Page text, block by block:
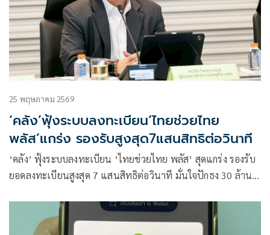
25 พฤษภาคม 2569
‘คลัง’ฟุ้งระบบลงทะเบียน‘ไทยช่วยไทย
พลัส’แกร่ง รองรับสูงสุด7แสนสิทธิต่อวินาที
‘คลัง’ ฟุ้งระบบลงทะเบียน ‘ไทยช่วยไทย พลัส’ สุดแกร่ง รองรับ
ยอดลงทะเบียนสูงสุด 7 แสนสิทธิต่อวินาที มั่นใจปักธง 30 ล้าน
ร้านค้าไม่ต้องกังวลโดนภาษีย้อนหลัง